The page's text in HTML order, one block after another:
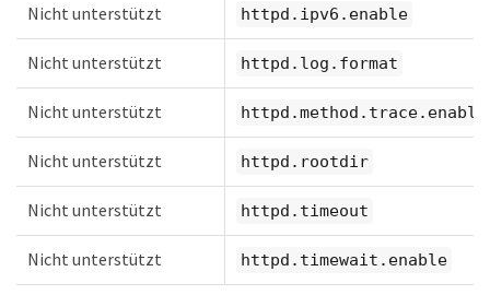
Nicht unterstützt httpd.ipv6.enable
Nicht unterstützt httpd.log.format
Nicht unterstützt httpd.method.trace.enable
Nicht unterstützt httpd.rootdir
Nicht unterstützt httpd.timeout
Nicht unterstützt httpd.timewait.enable